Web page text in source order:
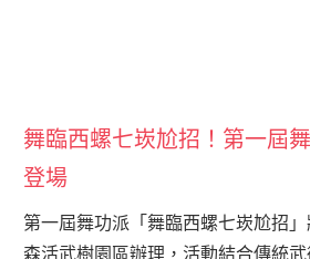
舞臨西螺七崁尬招！第一屆
登場
第一屆舞功派「舞臨西螺七崁尬招
森活武樹園區辦理，活動結合傳統